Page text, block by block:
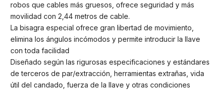
robos que cables más gruesos, ofrece seguridad y más
movilidad con 2,44 metros de cable.
La bisagra especial ofrece gran libertad de movimiento,
elimina los ángulos incómodos y permite introducir la llave
con toda facilidad
Diseñado según las rigurosas especificaciones y estándares
de terceros de par/extracción, herramientas extrañas, vida
útil del candado, fuerza de la llave y otras condiciones